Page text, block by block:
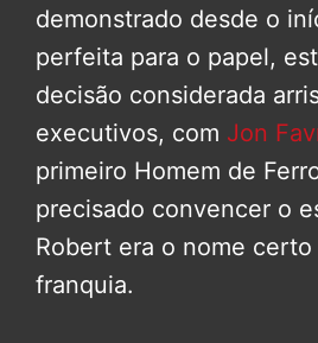
demonstrado desde o
perfeita para o papel,
decisão considerada
executivos, com Jon
primeiro Homem de
precisado convencer o
Robert era o nome certo
franquia.